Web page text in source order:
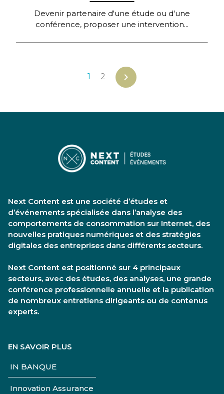
Devenir partenaire d'une étude ou d'une
conférence, proposer une intervention...
1 2 chevron_right
Next Content est une société d’études et
d’événements spécialisée dans l’analyse des
comportements de consommation sur Internet, des
nouvelles pratiques numériques et des stratégies
digitales des entreprises dans différents secteurs.
Next Content est positionné sur 4 principaux
secteurs, avec des études, des analyses, une grande
conférence professionnelle annuelle et la publication
de nombreux entretiens dirigeants ou de contenus
experts.
EN SAVOIR PLUS
IN BANQUE
Innovation Assurance